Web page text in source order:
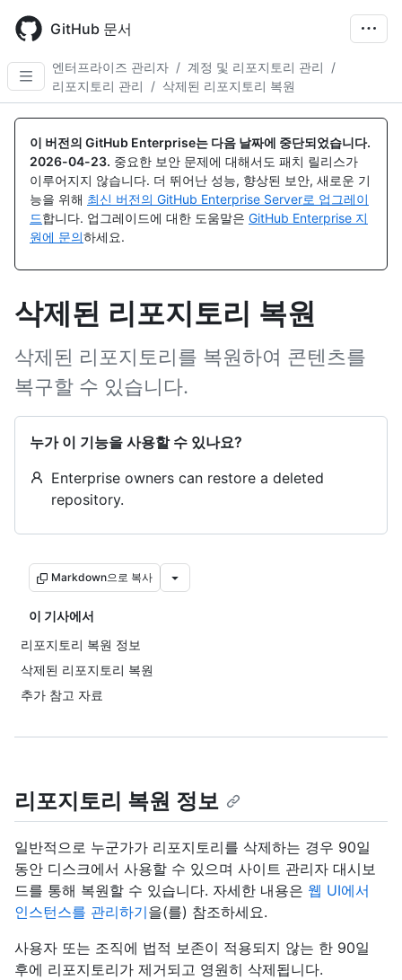
main
content
GitHub 문서
엔터프라이즈 관리자 / 계정 및 리포지토리 관리
/
리포지토리 관리
/ 삭제된 리포지토리 복원
이 버전의 GitHub Enterprise는 다음 날짜에 중단되었습니다.
2026-04-23. 중요한 보안 문제에 대해서도 패치 릴리스가
이루어지지 않습니다. 더 뛰어난 성능, 향상된 보안, 새로운 기
능을 위해 최신 버전의 GitHub Enterprise Server로 업그레이
드합니다. 업그레이드에 대한 도움말은 GitHub Enterprise 지
원에 문의하세요.
삭제된 리포지토리 복원
삭제된 리포지토리를 복원하여 콘텐츠를
복구할 수 있습니다.
누가 이 기능을 사용할 수 있나요?
Enterprise owners can restore a deleted
repository.
Markdown으로 복사
이 기사에서
리포지토리 복원 정보
삭제된 리포지토리 복원
추가 참고 자료
리포지토리 복원 정보
일반적으로 누군가가 리포지토리를 삭제하는 경우 90일
동안 디스크에서 사용할 수 있으며 사이트 관리자 대시보
드를 통해 복원할 수 있습니다. 자세한 내용은 웹 UI에서
인스턴스를 관리하기을(를) 참조하세요.
사용자 또는 조직에 법적 보존이 적용되지 않는 한 90일
후에 리포지토리가 제거되고 영원히 삭제됩니다.